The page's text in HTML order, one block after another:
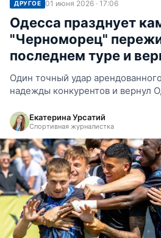
ДРУГОЕ 01 июня 2026 · 17:06
Одесса празднует
"Черноморец"
последнем туре и
Один точный удар
надежды конкурентов и вернул
Екатерина Урсатий
Спортивная журналистка